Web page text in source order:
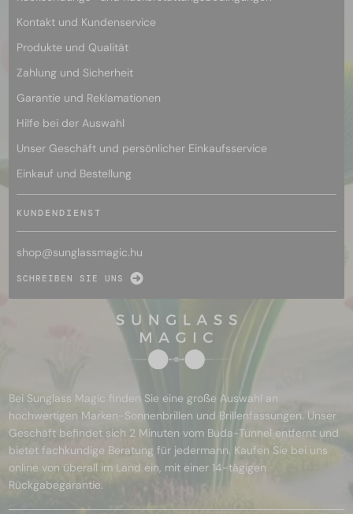
Kontakt und Kundenservice
Produkte und Qualität
Zahlung und Sicherheit
Garantie und Reklamationen
Hilfe bei der Auswahl
Unser Geschäft und persönlicher Einkaufsservice
Einkauf und Bestellung
KUNDENDIENST
shop@sunglassmagic.hu
SCHREIBEN SIE UNS
Bei Sunglass Magic finden Sie eine große Auswahl an
hochwertigen Marken-Sonnenbrillen und Brillenfassungen. Unser
Geschäft befindet sich 2 Minuten vom Buda-Tunnel entfernt und
bietet fachkundige Beratung für jedermann. Kaufen Sie bei uns
online von überall im Land ein, mit einer 14-tägigen
Rückgabegarantie.